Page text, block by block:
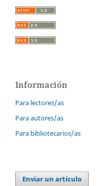
Información
Para lectores/as
Para autores/as
Para bibliotecarios/as
Enviar un artículo